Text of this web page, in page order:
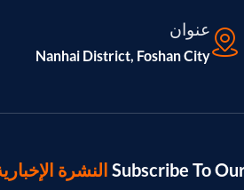
عنوان
Nanhai District, Foshan City
Subscribe To النشرة